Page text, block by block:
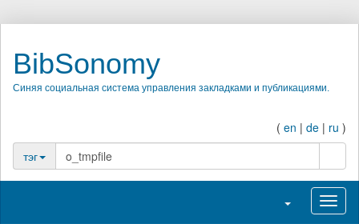
BibSonomy
Синяя социальная система управления закладками и публикациями.
( en | de | ru )
тэг
Переключить